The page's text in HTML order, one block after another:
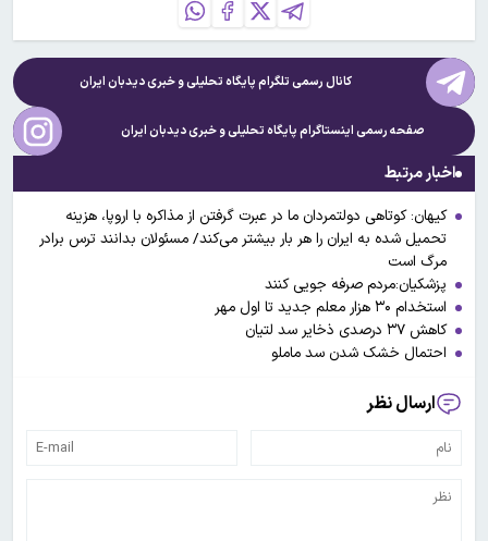
کانال رسمی تلگرام پایگاه تحلیلی و خبریدیدبان ایران
صفحه رسمی اینستاگرام پایگاه تحلیلی و خبریدیدبان ایران
اخبار مرتبط
کیهان: کوتاهی دولتمردان ما در عبرت گرفتن از مذاکره با اروپا، هزینه
تحمیل شده به ایران را هر بار بیشتر می‌کند/ مسئولان بدانند ترس برادر
مرگ است
پزشکیان:مردم صرفه جویی کنند
استخدام ۳۰ هزار معلم جدید تا اول مهر
کاهش ۳۷ درصدی ذخایر سد لتیان
احتمال خشک شدن سد ماملو
ارسال نظر